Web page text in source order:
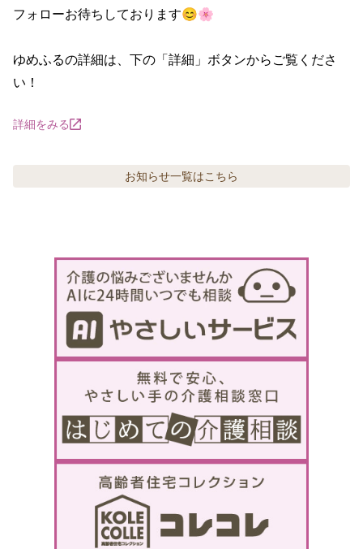
フォローお待ちしております😊🌸
ゆめふるの詳細は、下の「詳細」ボタンからご覧くださ
い！
詳細をみる
お知らせ一覧はこちら